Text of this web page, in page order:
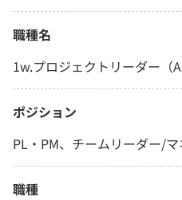
職種名
1w.プロジェクトリーダー（
ポジション
PL・PM、チームリーダー/
職種